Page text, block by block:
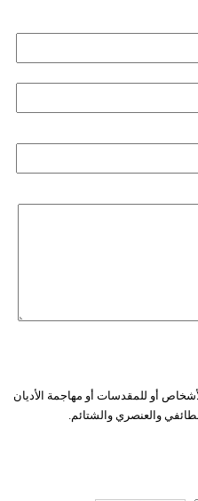
أو للمقدسات أو مهاجمة الأديان
والعنصري والشتائم.